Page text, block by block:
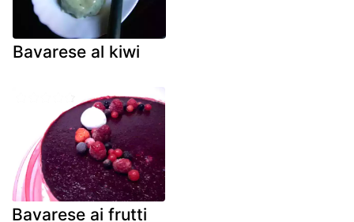
Bavarese al kiwi
Bavarese ai frutti